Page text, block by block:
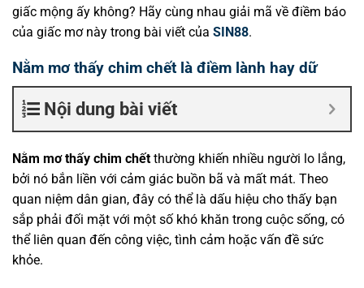
giấc mộng ấy không? Hãy cùng nhau giải mã về điềm báo
của giấc mơ này trong bài viết của SIN88.
Nằm mơ thấy chim chết là điềm lành hay dữ
Nội dung bài viết
Nằm mơ thấy chim chết thường khiến nhiều người lo lắng,
bởi nó bắn liền với cảm giác buồn bã và mất mát. Theo
quan niệm dân gian, đây có thể là dấu hiệu cho thấy bạn
sắp phải đối mặt với một số khó khăn trong cuộc sống, có
thể liên quan đến công việc, tình cảm hoặc vấn đề sức
khỏe.